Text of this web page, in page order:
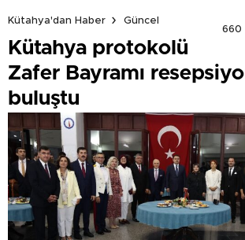
Kütahya'dan Haber
Güncel
660
Kütahya protokolü
Zafer Bayramı
buluştu